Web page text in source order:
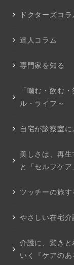
ドクターズコラ
達人コラム
専門家を知る
「噛む・飲む
ル・ライフ～
自宅が診察室
美しさは、再
と「セルフケア
ツッチーの旅
やさしい在宅介
介護に、驚き
いく『ケアのあ